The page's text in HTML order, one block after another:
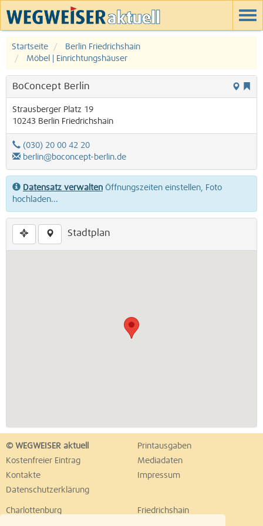
Startseite
Berlin Friedrichshain
Möbel | Einrichtungshäuser
BoConcept Berlin
Strausberger Platz 19
10243 Berlin Friedrichshain
(030) 20 00 42 20
berlin@boconcept-berlin.de
Datensatz verwalten Öffnungszeiten einstellen, Foto
hochladen...
Stadtplan
© WEGWEISER aktuell
Printausgaben
Kostenfreier Eintrag
Mediadaten
Kontakte
Impressum
Datenschutzerklärung
Charlottenburg
Friedrichshain